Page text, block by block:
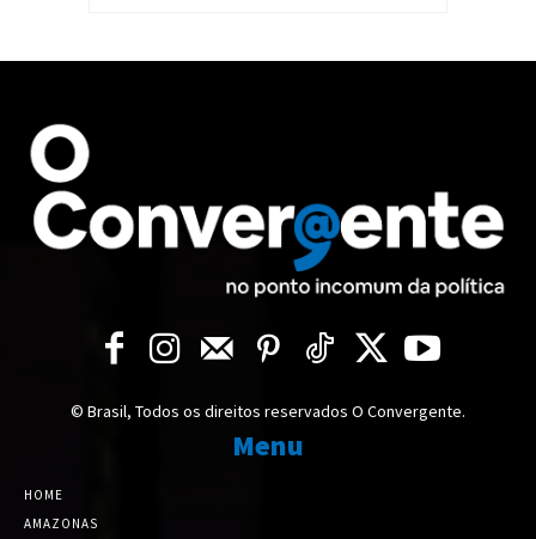
© Brasil, Todos os direitos reservados O Convergente.
Menu
HOME
AMAZONAS